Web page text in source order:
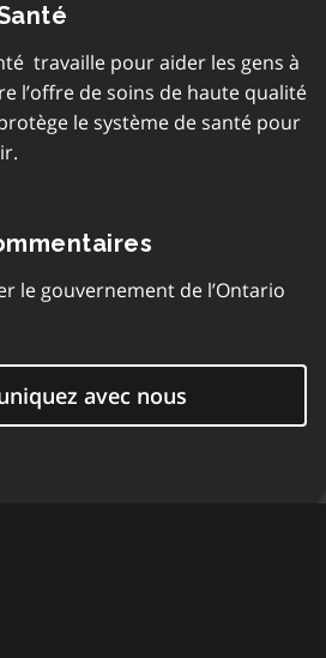
travaille pour aider les gens à
l’offre de soins de haute qualité
le système de santé pour
le gouvernement de l’Ontario
avec nous